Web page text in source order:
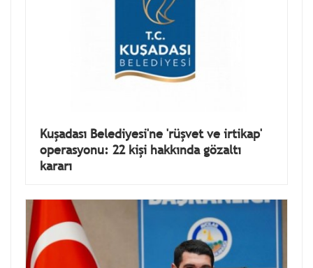
Kuşadası Belediyesi'ne 'rüşvet ve irtikap'
operasyonu: 22 kişi hakkında gözaltı
kararı